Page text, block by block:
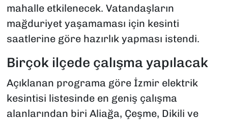
mahalle etkilenecek. Vatandaşların
mağduriyet yaşamaması için kesinti
saatlerine göre hazırlık yapması istendi.
Birçok ilçede çalışma yapılacak
Açıklanan programa göre İzmir elektrik
kesintisi listesinde en geniş çalışma
alanlarından biri Aliağa, Çeşme, Dikili ve